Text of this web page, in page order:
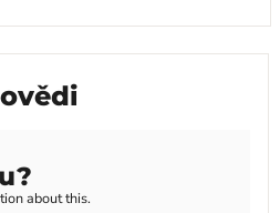
about this.